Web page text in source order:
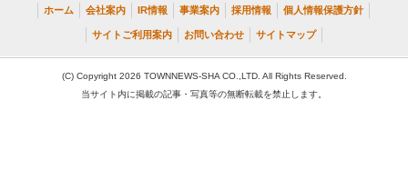
ホーム 会社案内 IR情報 事業案内 採用情報 個人情報保護方針
サイトご利用案内 お問い合わせ サイトマップ
(C) Copyright 2026 TOWNNEWS-SHA CO.,LTD. All Rights Reserved.
当サイト内に掲載の記事・写真等の無断転載を禁止します。